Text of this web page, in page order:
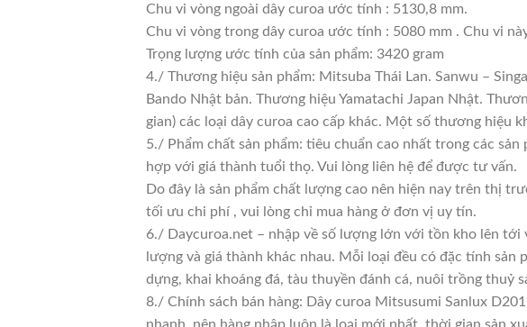
Chu vi vòng ngoài dây curoa ước tính : 5130,8 mm.
Chu vi vòng trong dây curoa ước tính : 5080 mm . Chu vi
Trọng lượng ước tính của sản phẩm: 3420 gram
4./ Thương hiệu sản phẩm: Mitsuba Thái Lan. Sanwu –
Bando Nhật bản. Thương hiệu Yamatachi Japan Nhật.
gian) các loại dây curoa cao cấp khác. Một số thương hiệu
5./ Phẩm chất sản phẩm: tiêu chuẩn cao nhất trong các
hợp với giá thành tuổi thọ. Vui lòng liên hệ để được tư vấn.
Do đây là sản phẩm chất lượng cao nên hiện nay trên thị
tối ưu chi phí , vui lòng chỉ mua hàng ở đơn vị uy tín.
6./ Daycuroa.net – nhập về số lượng lớn với tồn kho lên tới
lượng và giá thành khác nhau. Mỗi loại đều có đặc tính sản
dựng, khai khoáng đá, tàu thuyền đánh cá, nuôi trồng thuỷ
8./ Chính sách bán hàng: Dây curoa Mitsusumi Sanlux
nhanh, nên hàng nhập luôn là loại mới nhất, thời gian sản